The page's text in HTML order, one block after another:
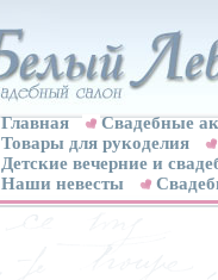
Главная
Свадебные
Товары для рукоделия
Детские вечерние и
Наши невесты